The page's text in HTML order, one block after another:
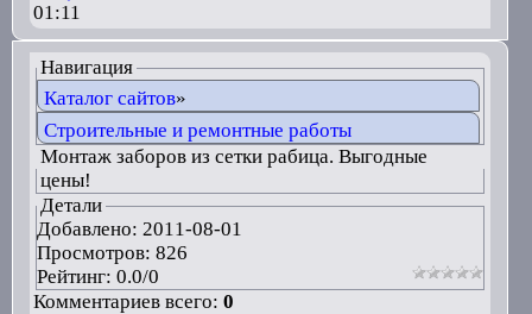
01:11
Навигация
Каталог сайтов»
Строительные и ремонтные работы
Монтаж заборов из сетки рабица. Выгодные
цены!
Детали
Добавлено: 2011-08-01
Просмотров: 826
Рейтинг: 0.0/0
Комментариев всего: 0